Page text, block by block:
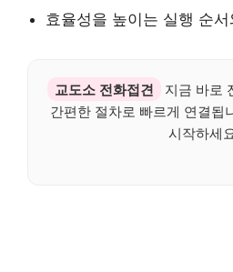
효율성을 높이는 실행 순서
교도소 전화접견
지금 바로
간편한 절차로 빠르게 연결됩
시작하세